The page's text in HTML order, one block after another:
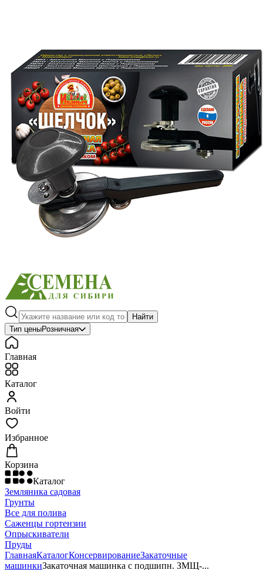
Каталог
Семена
Грунты
Газонные травы, сидераты
Горшки, рассадники, аксессуары
Посадочный материал
Садовый инструмент, инвентарь
Консервирование
Средства защиты, удобрения, добавки, химия
Найти
Тип ценыРозничная
Главная
Каталог
Войти
Избранное
Корзина
Каталог
Земляника садовая
Грунты
Все для полива
Саженцы гортензии
Опрыскиватели
Пруды
ГлавнаяКаталогКонсервированиеЗакаточные
машинкиЗакаточная машинка с подшипн. ЗМЩ-...